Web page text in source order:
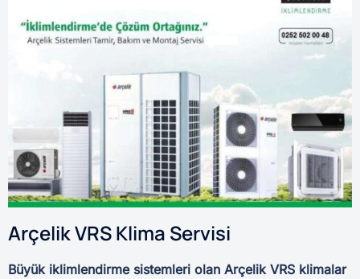
Arçelik VRS Klima Servisi
Büyük iklimlendirme sistemleri olan Arçelik VRS klimalar